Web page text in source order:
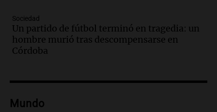
Episodios
Audio.Trágico accidente en Mendoza:
un muerto y varios heridos tras caída de
vehículos desde un puente
Episodios
y cinco heridos tras caer dos autos desde
Sociedad
Un partido de fútbol terminó en tragedia: un
hombre murió tras descompensarse en
Córdoba
Mundo